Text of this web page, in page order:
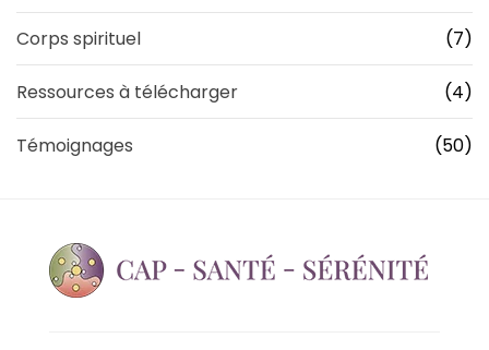
Corps spirituel (7)
Ressources à télécharger (4)
Témoignages (50)